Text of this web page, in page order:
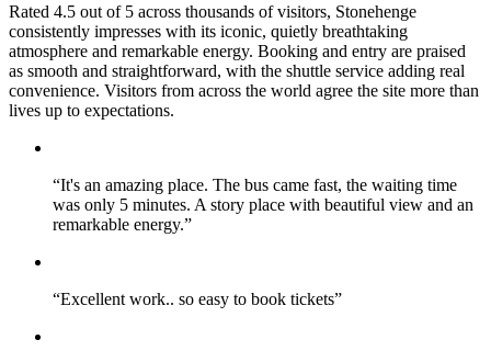
Rated 4.5 out of 5 across thousands of visitors, Stonehenge
consistently impresses with its iconic, quietly breathtaking
atmosphere and remarkable energy. Booking and entry are praised
as smooth and straightforward, with the shuttle service adding real
convenience. Visitors from across the world agree the site more than
lives up to expectations.
“It's an amazing place. The bus came fast, the waiting time
was only 5 minutes. A story place with beautiful view and an
remarkable energy.”
“Excellent work.. so easy to book tickets”